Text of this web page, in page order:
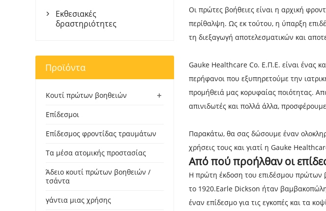
Οι πρώτες βοήθειες είναι η αρχική
περίθαλψη. Ως εκ τούτου, η ύπαρξη
τη διεξαγωγή αποτελεσματικών και
Gauke Healthcare Co. Ε.Π.Ε. είναι ένας
περήφανοι που εξυπηρετούμε την
προμήθειά μας κορυφαίας ποιότητας.
απινιδωτές και πολλά άλλα,
Παρακάτω, θα σας δώσουμε έναν
χρήσεις τους και γιατί η Gauke
Από πού προήλθαν οι
Η πρώτη έκδοση του επιδέσμου πρώτων
το 1920.Earle Dickson ήταν
έναν επίδεσμο για τις εγκοπές και τα

Εκθεσιακές
δραστηριότητες
Προϊόντα
+
Κουτί πρώτων βοηθειών
Επίδεσμοι
Επίδεσμος φροντίδας τραυμάτων
Τα μέσα ατομικής προστασίας
Άδειο κουτί πρώτων βοηθειών /
τσάντα
γάντια μιας χρήσης